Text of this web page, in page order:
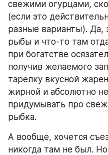
свежими огурцами,
(если это
разные варианты). Да,
рыбы и что-то там
при богатстве
получив желаемого
тарелку вкусной
жирной и абсолютно
придумывать про
рыбка.
А вообще, хочется
никогда там не был.